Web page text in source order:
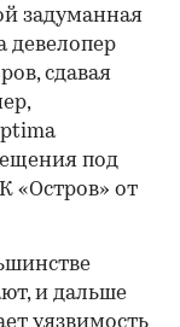
задуманная
девелопер
сдавая
под
«Остров» от
и дальше
уязвимость